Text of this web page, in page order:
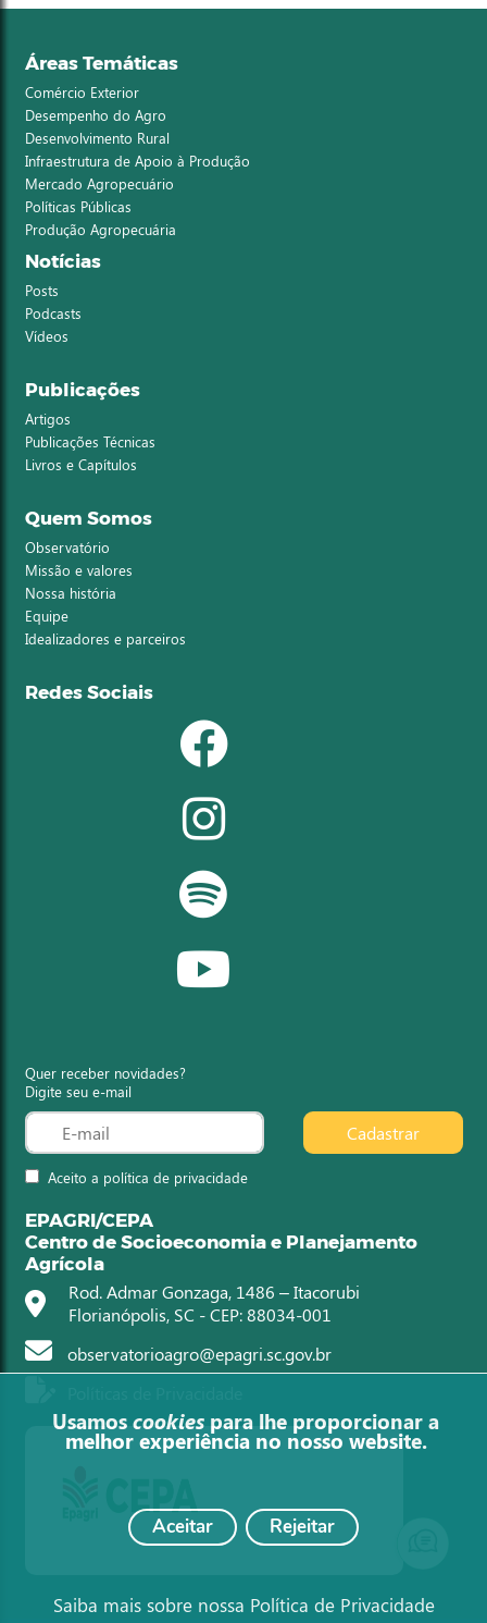
Áreas Temáticas
Comércio Exterior
Desempenho do Agro
Desenvolvimento Rural
Infraestrutura de Apoio à Produção
Mercado Agropecuário
Políticas Públicas
Produção Agropecuária
Notícias
Posts
Podcasts
Vídeos
Publicações
Artigos
Publicações Técnicas
Livros e Capítulos
Quem Somos
Observatório
Missão e valores
Nossa história
Equipe
Idealizadores e parceiros
Redes Sociais
Quer receber novidades?
Digite seu e-mail
Aceito a política de privacidade
Cadastrar
EPAGRI/CEPA
Centro de Socioeconomia e Planejamento
Agrícola
Rod. Admar Gonzaga, 1486 – Itacorubi
Florianópolis, SC - CEP: 88034-001
observatorioagro@epagri.sc.gov.br
Usamos cookies para lhe proporcionar a
melhor experiência no nosso website.
Aceitar Rejeitar
Saiba mais sobre nossa Política de Privacidade